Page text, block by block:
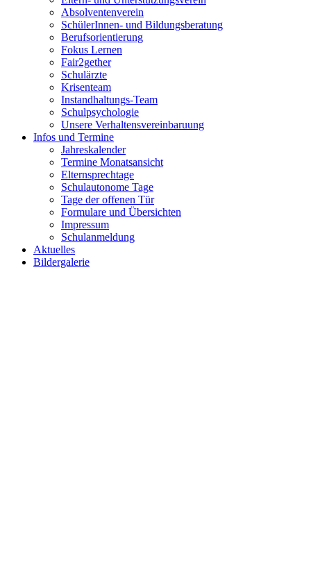
Absolventenverein
SchülerInnen- und Bildungsberatung
Berufsorientierung
Fokus Lernen
Fair2gether
Schulärzte
Krisenteam
Instandhaltungs-Team
Schulpsychologie
Unsere Verhaltensvereinbaruung
Infos und Termine
Jahreskalender
Termine Monatsansicht
Elternsprechtage
Schulautonome Tage
Tage der offenen Tür
Formulare und Übersichten
Impressum
Schulanmeldung
Aktuelles
Bildergalerie